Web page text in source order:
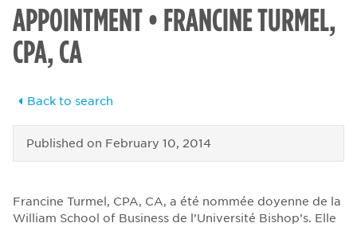
APPOINTMENT • FRANCINE TURMEL,
CPA, CA
Back to search
Published on February 10, 2014
Francine Turmel, CPA, CA, a été nommée doyenne de la
William School of Business de l’Université Bishop’s. Elle